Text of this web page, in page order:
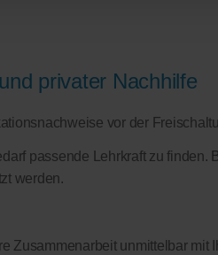
privater Nachhilfe
vor der
passende Lehrkraft zu finden.
werden.
Zusammenarbeit unmittelbar mit